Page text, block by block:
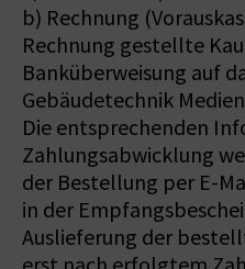
b) Rechnung
Rechnung gestellte
Banküberweisung auf
Gebäudetechnik
Die entsprechenden
Zahlungsabwicklung
der Bestellung per E-
in der
Auslieferung der